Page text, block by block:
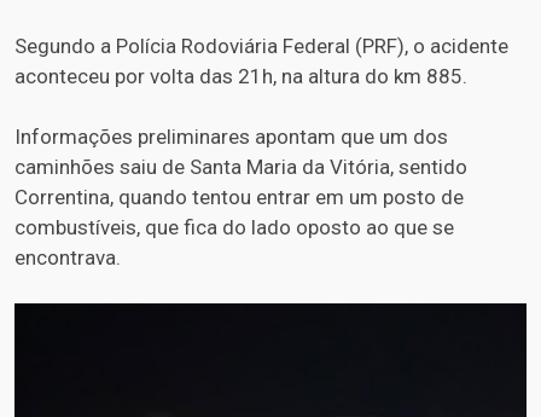
Segundo a Polícia Rodoviária Federal (PRF), o acidente
aconteceu por volta das 21h, na altura do km 885.
Informações preliminares apontam que um dos
caminhões saiu de Santa Maria da Vitória, sentido
Correntina, quando tentou entrar em um posto de
combustíveis, que fica do lado oposto ao que se
encontrava.